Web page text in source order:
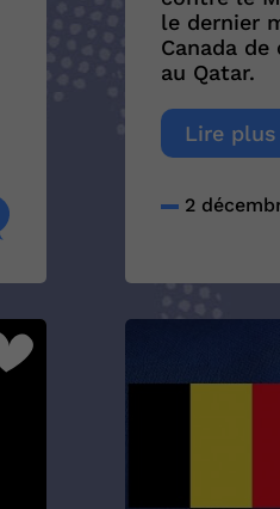
le dernier
Canada
au Qatar.
Lire plus
2